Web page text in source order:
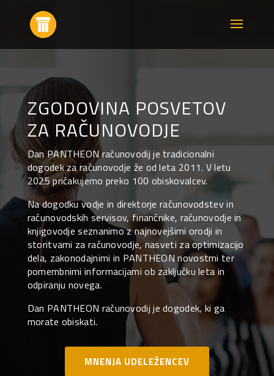
ZGODOVINA POSVETOV
ZA RAČUNOVODJE
Dan PANTHEON računovodij je tradicionalni
dogodek za računovodje že od leta 2011. V letu
2025 pričakujemo preko 100 obiskovalcev.
Na dogodku vodje in direktorje računovodstev in
računovodskih servisov, finančnike, računovodje in
knjigovodje seznanimo z najnovejšimi orodji in
storitvami za računovodje, nasveti za optimizacijo
dela, zakonodajnimi in PANTHEON novostmi ter
pomembnimi informacijami ob zaključku leta in
odpiranju novega.
Dan PANTHEON računovodij je dogodek, ki ga
morate obiskati.
MNENJA UDELEŽENCEV